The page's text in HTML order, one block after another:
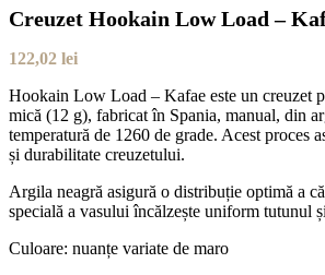
Creuzet Hookain Low Load –
122,02 lei
Hookain Low Load – Kafae este un creuzet
mică (12 g), fabricat în Spania, manual, din
temperatură de 1260 de grade. Acest proces
și durabilitate creuzetului.
Argila neagră asigură o distribuție optimă a
specială a vasului încălzește uniform tutunul
Culoare: nuanțe variate de maro